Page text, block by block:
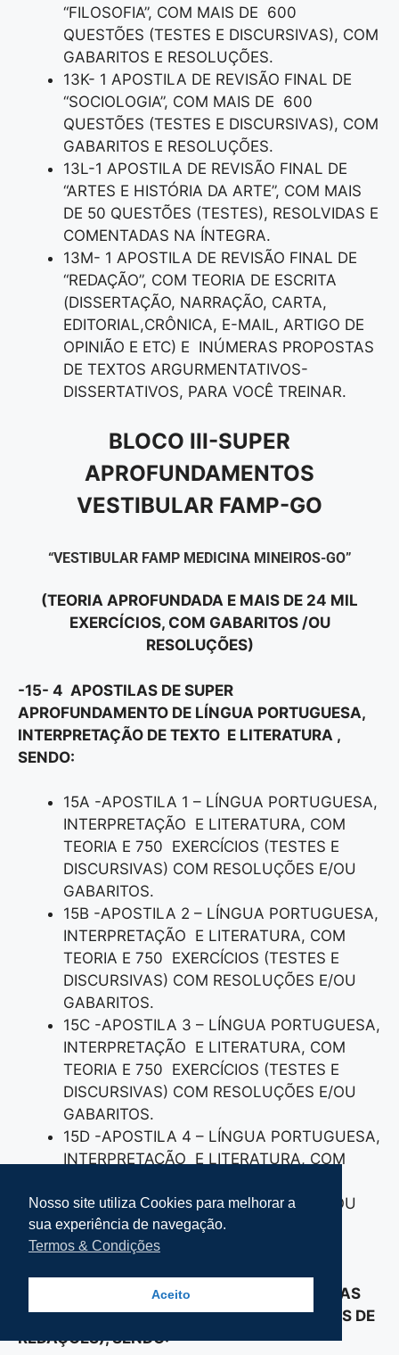
“FILOSOFIA”, COM MAIS DE 600
QUESTÕES (TESTES E DISCURSIVAS), COM
GABARITOS E RESOLUÇÕES.
13K- 1 APOSTILA DE REVISÃO FINAL DE
“SOCIOLOGIA”, COM MAIS DE 600
QUESTÕES (TESTES E DISCURSIVAS), COM
GABARITOS E RESOLUÇÕES.
13L-1 APOSTILA DE REVISÃO FINAL DE
“ARTES E HISTÓRIA DA ARTE”, COM MAIS
DE 50 QUESTÕES (TESTES), RESOLVIDAS E
COMENTADAS NA ÍNTEGRA.
13M- 1 APOSTILA DE REVISÃO FINAL DE
“REDAÇÃO”, COM TEORIA DE ESCRITA
(DISSERTAÇÃO, NARRAÇÃO, CARTA,
EDITORIAL,CRÔNICA, E-MAIL, ARTIGO DE
OPINIÃO E ETC) E INÚMERAS PROPOSTAS
DE TEXTOS ARGURMENTATIVOS-
DISSERTATIVOS, PARA VOCÊ TREINAR.
BLOCO III-SUPER
APROFUNDAMENTOS
VESTIBULAR FAMP-GO
“VESTIBULAR FAMP MEDICINA MINEIROS-GO”
(TEORIA APROFUNDADA E MAIS DE 24 MIL
EXERCÍCIOS, COM GABARITOS /OU
RESOLUÇÕES)
-15- 4 APOSTILAS DE SUPER
APROFUNDAMENTO DE LÍNGUA PORTUGUESA,
INTERPRETAÇÃO DE TEXTO E LITERATURA ,
SENDO:
15A -APOSTILA 1 – LÍNGUA PORTUGUESA,
INTERPRETAÇÃO E LITERATURA, COM
TEORIA E 750 EXERCÍCIOS (TESTES E
DISCURSIVAS) COM RESOLUÇÕES E/OU
GABARITOS.
15B -APOSTILA 2 – LÍNGUA PORTUGUESA,
INTERPRETAÇÃO E LITERATURA, COM
TEORIA E 750 EXERCÍCIOS (TESTES E
DISCURSIVAS) COM RESOLUÇÕES E/OU
GABARITOS.
15C -APOSTILA 3 – LÍNGUA PORTUGUESA,
INTERPRETAÇÃO E LITERATURA, COM
TEORIA E 750 EXERCÍCIOS (TESTES E
DISCURSIVAS) COM RESOLUÇÕES E/OU
GABARITOS.
15D -APOSTILA 4 – LÍNGUA PORTUGUESA,
INTERPRETAÇÃO E LITERATURA, COM
DISCURSIVAS) COM RESOLUÇÕES E/OU
GABARITOS.
APROFUNDAMENTO DE REDAÇÃO (TÉCNICAS
DE ESCRITA, TIPOS DE TEXTOS E PROPOSTAS DE
REDAÇÕES), SENDO:
Nosso site utiliza Cookies para melhorar a
sua experiência de navegação.
Termos & Condições
Aceito